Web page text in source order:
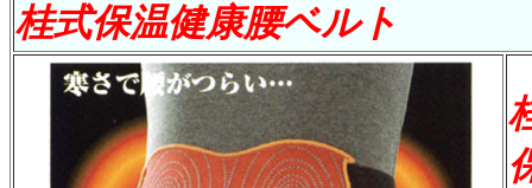
桂式保温健康腰ベルト